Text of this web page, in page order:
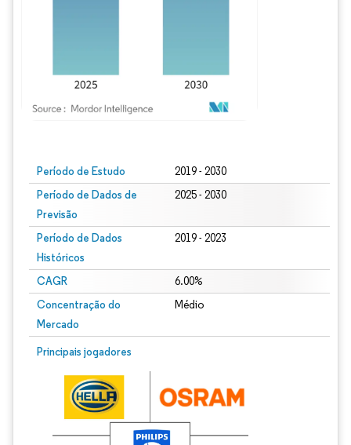
Período de Estudo 2019 - 2030
Período de Dados de
Previsão
2025 - 2030
Período de Dados
Históricos
2019 - 2023
CAGR 6.00%
Concentração do
Mercado
Médio
Principais jogadores